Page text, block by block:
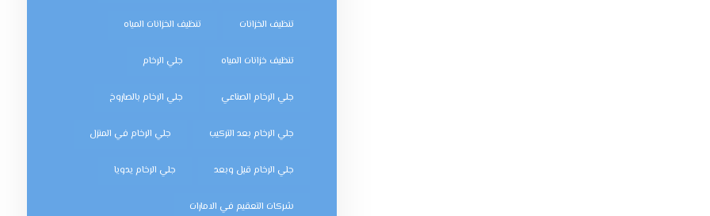
تنظيف الخزانات تنظيف الخزانات المياه
تنظيف خزانات المياه جلي الرخام
جلي الرخام الصناعي جلي الرخام بالصاروخ
جلي الرخام بعد التركيب جلي الرخام في المنزل
جلي الرخام قبل وبعد جلي الرخام يدويا
شركات التعقيم في الامارات